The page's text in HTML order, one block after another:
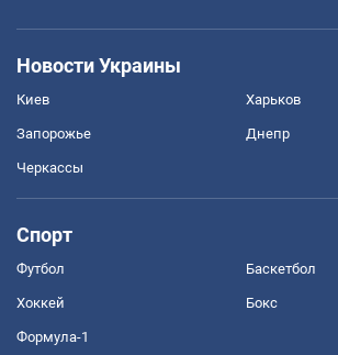
Новости Украины
Киев Харьков
Запорожье Днепр
Черкассы
Спорт
Футбол Баскетбол
Хоккей Бокс
Формула-1